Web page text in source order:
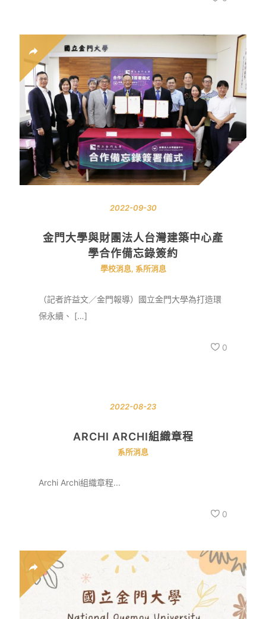
2022-09-30
金門大學與財團法人台灣建築中心產
學合作備忘錄簽約
學校消息, 系所消息
（記者許益文／金門報導）國立金門大學為打造環
保永續、 […]
0
2022-08-23
ARCHI ARCHI組織章程
系所消息
Archi Archi組織章程...
0